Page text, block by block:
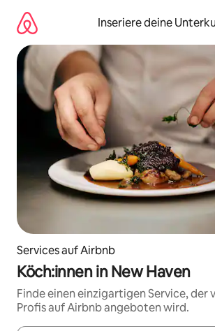
Inhalten
springen
Inseriere deine
Services auf Airbnb
Köch:innen in New Haven
Finde einen einzigartigen Service, der
Profis auf Airbnb angeboten wird.